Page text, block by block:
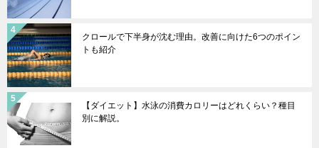
クロールで下半身が沈む理由。改善に向けた6つのポイン
トも紹介
【ダイエット】水泳の消費カロリーはどれくらい？種目
別に解説。